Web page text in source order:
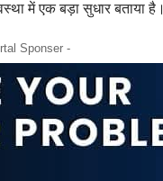
में एक बड़ा सुधार बताया है।
Sponser -